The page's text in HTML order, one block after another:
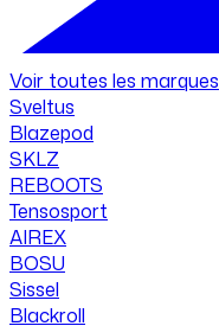
Voir toutes les marques
Sveltus
Blazepod
SKLZ
REBOOTS
Tensosport
AIREX
BOSU
Sissel
Blackroll